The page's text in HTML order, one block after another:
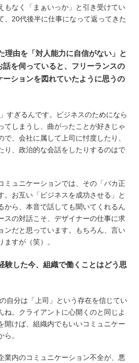
もなく「まぁいっか」と引き受けてい
、20代後半に仕事になって返ってきた
由を「対人能力に自信がない」と
を伺っていると、フリーランスの
ションを図れていたように思うの
すぎるんです。ビジネスのためになら
てしまうし、曲がったことが好きじゃ
、会社に属して上司に忖度したり、
り、政治的な会話をしたりするのはで
ミュニケーションでは、その「バカ正
。お互い「ビジネスを成功させる」と
から、本音で話しても聞いてくれるん
スの対話こそ、デザイナーの仕事に求
ンだと思っています。もちろん、言い
すが（笑）。
した今、組織で働くことはどう思
自分は「上司」という存在を信じてい
ね。クライアントに心開くのと同じよ
開けば、組織内でもいいコミュニケー
。
業内のコミュニケーション不全が、悪